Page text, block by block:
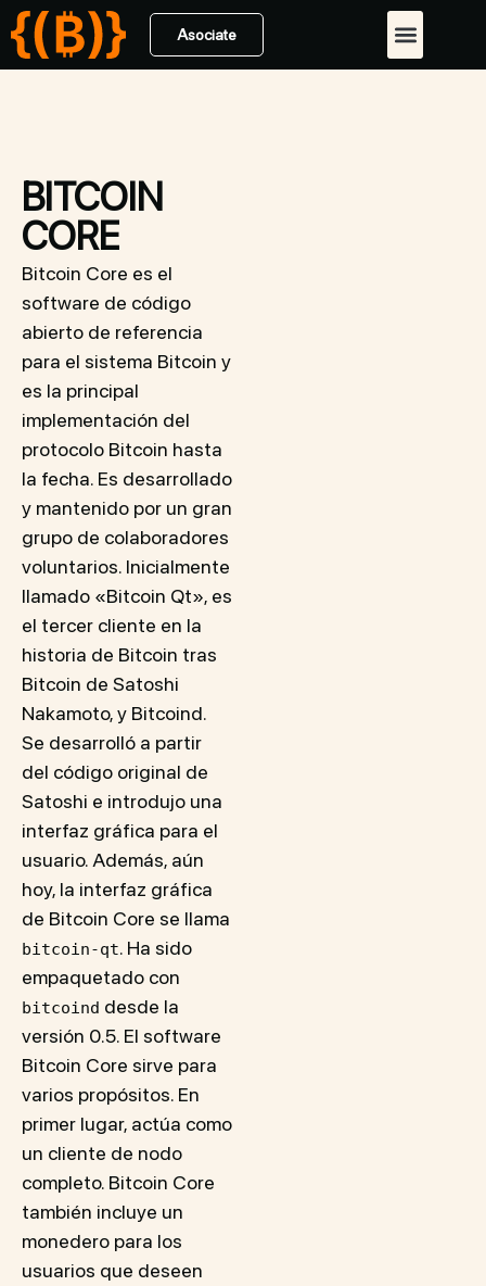
Asociate
BITCOIN
CORE
Bitcoin Core es el
software de código
abierto de referencia
para el sistema Bitcoin y
es la principal
implementación del
protocolo Bitcoin hasta
la fecha. Es desarrollado
y mantenido por un gran
grupo de colaboradores
voluntarios. Inicialmente
llamado «Bitcoin Qt», es
el tercer cliente en la
historia de Bitcoin tras
Bitcoin de Satoshi
Nakamoto, y Bitcoind.
Se desarrolló a partir
del código original de
Satoshi e introdujo una
interfaz gráfica para el
usuario. Además, aún
hoy, la interfaz gráfica
de Bitcoin Core se llama
bitcoin-qt. Ha sido
empaquetado con
bitcoind desde la
versión 0.5. El software
Bitcoin Core sirve para
varios propósitos. En
primer lugar, actúa como
un cliente de nodo
completo. Bitcoin Core
también incluye un
monedero para los
usuarios que deseen